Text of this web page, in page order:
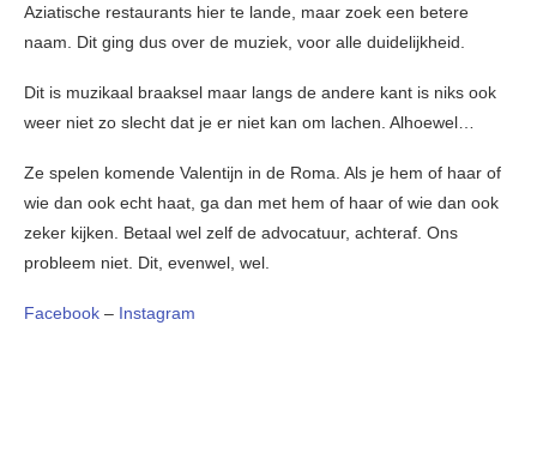
Aziatische restaurants hier te lande, maar zoek een betere
naam. Dit ging dus over de muziek, voor alle duidelijkheid.
Dit is muzikaal braaksel maar langs de andere kant is niks ook
weer niet zo slecht dat je er niet kan om lachen. Alhoewel…
Ze spelen komende Valentijn in de Roma. Als je hem of haar of
wie dan ook echt haat, ga dan met hem of haar of wie dan ook
zeker kijken. Betaal wel zelf de advocatuur, achteraf. Ons
probleem niet. Dit, evenwel, wel.
Facebook – Instagram